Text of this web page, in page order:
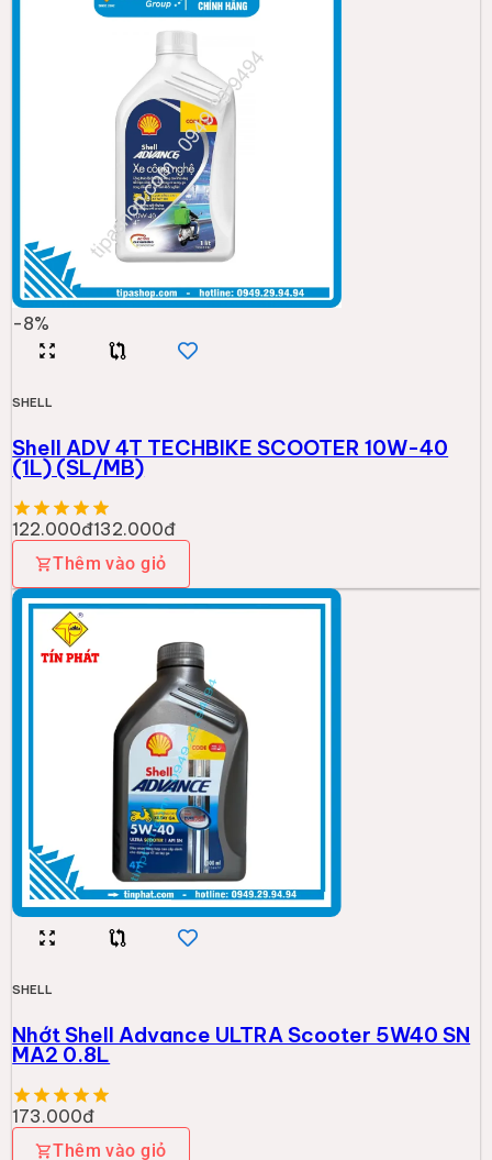
-8%
SHELL
Shell ADV 4T TECHBIKE SCOOTER 10W-40
(1L) (SL/MB)
122.000đ132.000đ
Thêm vào giỏ
SHELL
Nhớt Shell Advance ULTRA Scooter 5W40 SN
MA2 0.8L
173.000đ
Thêm vào giỏ